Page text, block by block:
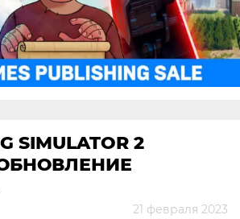
SIMULATOR 2
21 февраля 2023